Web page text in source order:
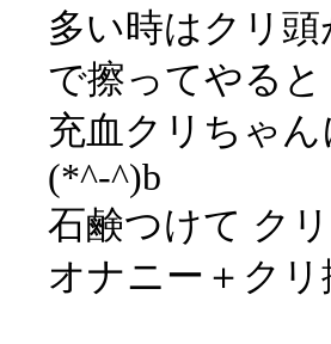
多い時はクリ
で擦ってやる
充血クリちゃん
(*^-^)b
石鹸つけて ク
オナニー＋ク